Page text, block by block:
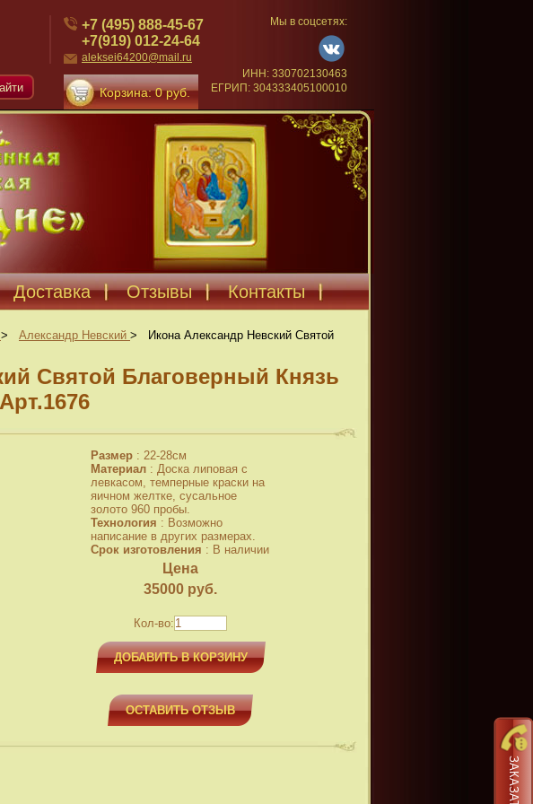
+7 (495) 888-45-67
+7(919) 012-24-64
aleksei64200@mail.ru
Корзина: 0 руб.
Мы в соцсетях:
ИНН: 330702130463
ЕГРИП: 304333405100010
Доставка Отзывы Контакты
> Александр Невский >
Икона Александр Невский Святой
Святой Благоверный Князь
Арт.1676
Размер : 22-28см
Материал : Доска липовая с
левкасом, темперные краски на
яичном желтке, сусальное
золото 960 пробы.
Технология : Возможно
написание в других размерах.
Срок изготовления : В наличии
Цена
35000 руб.
Кол-во:
ДОБАВИТЬ В КОРЗИНУ
ОСТАВИТЬ ОТЗЫВ